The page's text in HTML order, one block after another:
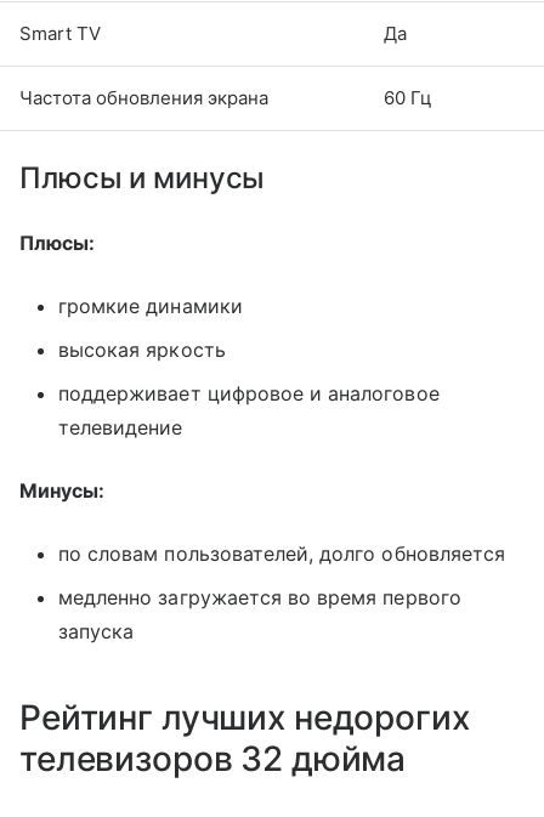
Smart TV Да
Частота обновления экрана 60 Гц
Плюсы и минусы
Плюсы:
громкие динамики
высокая яркость
поддерживает цифровое и аналоговое
телевидение
Минусы:
по словам пользователей, долго обновляется
медленно загружается во время первого
запуска
Рейтинг лучших недорогих
телевизоров 32 дюйма